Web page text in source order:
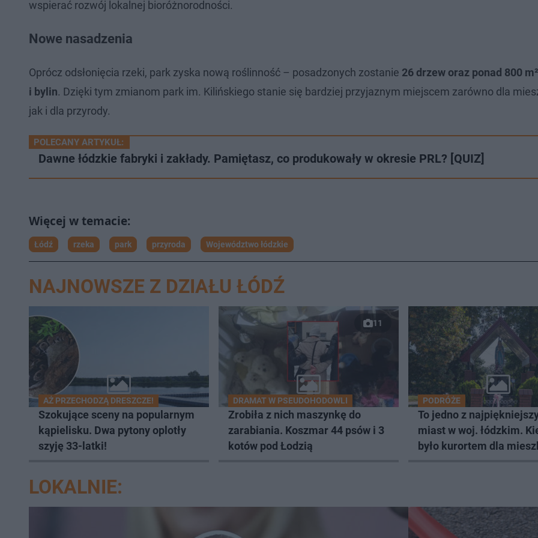
wspierać rozwój lokalnej bioróżnorodności.
Nowe nasadzenia
Oprócz odsłonięcia rzeki, park zyska nową roślinność – posadzonych zostanie 26 drzew oraz ponad 800
i bylin. Dzięki tym zmianom park im. Kilińskiego stanie się bardziej przyjaznym miejscem zarówno dla
jak i dla przyrody.
POLECANY ARTYKUŁ:
Dawne łódzkie fabryki i zakłady. Pamiętasz, co produkowały w okresie PRL? [QUIZ]
Łódź rzeka park przyroda Województwo łódzkie
NAJNOWSZE Z DZIAŁU ŁÓDŹ
AŻ PRZECHODZĄ DRESZCZE!
Szokujące sceny na popularnym
kąpielisku. Dwa pytony oplotły
szyję 33-latki!
11
DRAMAT W PSEUDOHODOWLI
Zrobiła z nich maszynkę do
zarabiania. Koszmar 44 psów i 3
kotów pod Łodzią
PODRÓŻE
To jedno z
miast w woj. łódzkim.
było kurortem dla
LOKALNIE: